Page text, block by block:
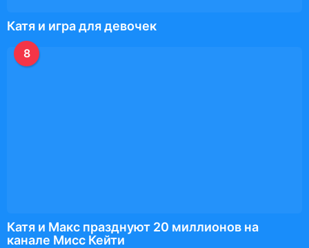
Катя и игра для девочек
8
Катя и Макс празднуют 20 миллионов на
канале Мисс Кейти